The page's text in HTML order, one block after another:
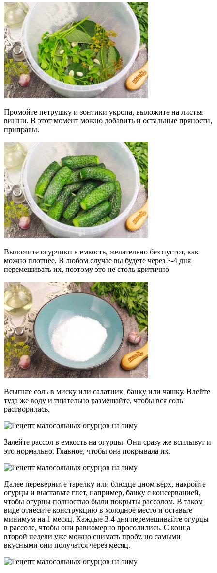
Промойте петрушку и зонтики укропа, выложите на листья
вишни. В этот момент можно добавить и остальные пряности,
приправы.
Выложите огурчики в емкость, желательно без пустот, как
можно плотнее. В любом случае вы будете через 3-4 дня
перемешивать их, поэтому это не столь критично.
Всыпьте соль в миску или салатник, банку или чашку. Влейте
туда же воду и тщательно размешайте, чтобы вся соль
растворилась.
Залейте рассол в емкость на огурцы. Они сразу же всплывут и
это нормально. Главное, чтобы она покрывала их.
Далее переверните тарелку или блюдце дном верх, накройте
огурцы и выставьте гнет, например, банку с консервацией,
чтобы огурцы полностью были покрыты рассолом. В таком
виде отнесите конструкцию в холодное место и оставьте
минимум на 1 месяц. Каждые 3-4 дня перемешивайте огурцы
в рассоле, чтобы они равномерно просолились. С конца
второй недели уже можно снимать пробу, но самыми
вкусными они получатся через месяц.